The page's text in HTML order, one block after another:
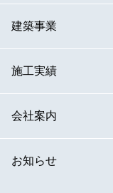
建築事業
施工実績
会社案内
お知らせ